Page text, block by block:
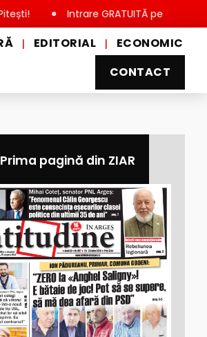
Intrare GRATUITĂ pentru copii, elevi și
| EDITORIAL |
ECONOMIC
CONTACT
Prima pagină din ZIAR